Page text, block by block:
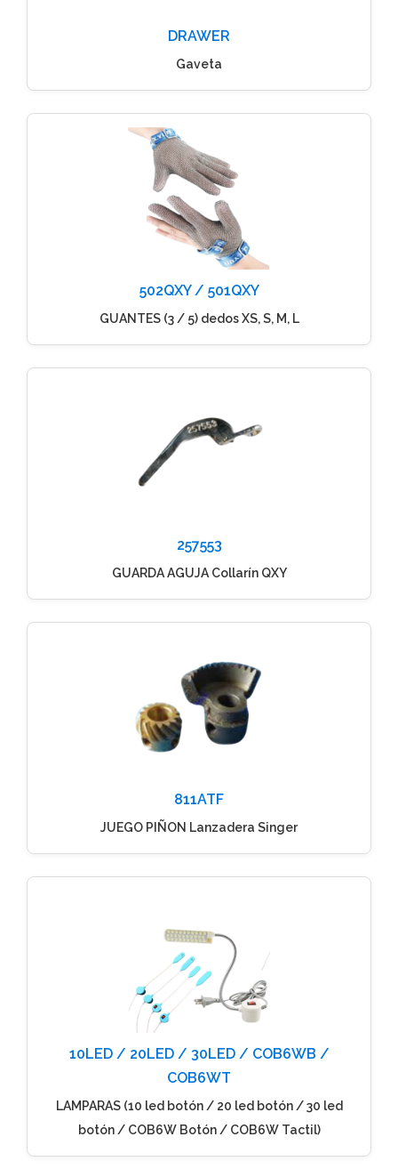
DRAWER
Gaveta
502QXY / 501QXY
GUANTES (3 / 5) dedos XS, S, M, L
257553
GUARDA AGUJA Collarín QXY
811ATF
JUEGO PIÑON Lanzadera Singer
10LED / 20LED / 30LED / COB6WB /
COB6WT
LAMPARAS (10 led botón / 20 led botón / 30 led
botón / COB6W Botón / COB6W Tactil)